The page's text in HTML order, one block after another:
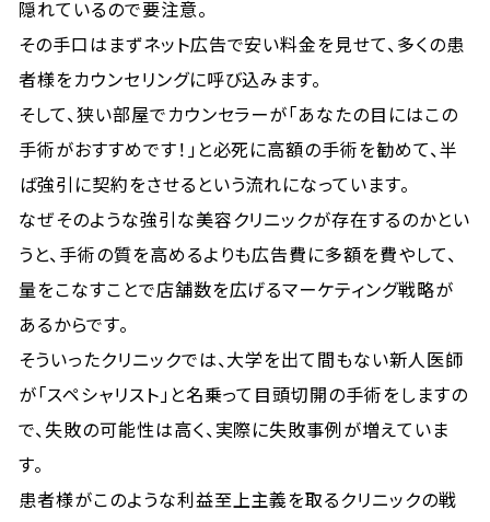
隠れているので要注意。
その手口はまずネット広告で安い料金を見せて、多くの患
者様をカウンセリングに呼び込みます。
そして、狭い部屋でカウンセラーが「あなたの目にはこの
手術がおすすめです！」と必死に高額の手術を勧めて、半
ば強引に契約をさせるという流れになっています。
なぜそのような強引な美容クリニックが存在するのかとい
うと、手術の質を高めるよりも広告費に多額を費やして、
量をこなすことで店舗数を広げるマーケティング戦略が
あるからです。
そういったクリニックでは、大学を出て間もない新人医師
が「スペシャリスト」と名乗って目頭切開の手術をしますの
で、失敗の可能性は高く、実際に失敗事例が増えていま
す。
患者様がこのような利益至上主義を取るクリニックの戦